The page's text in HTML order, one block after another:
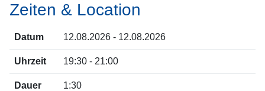
Zeiten & Location
Datum 12.08.2026 - 12.08.2026
Uhrzeit 19:30 - 21:00
Dauer 1:30